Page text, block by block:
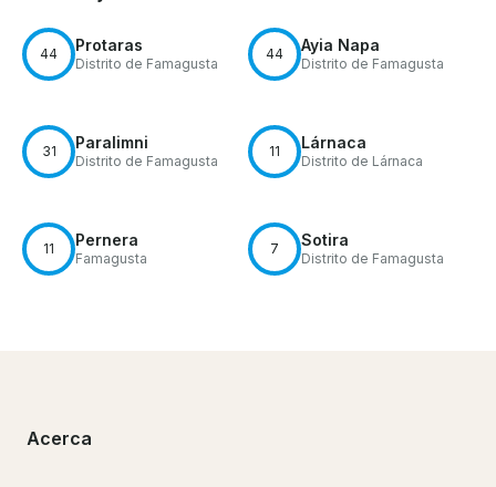
44 Protaras
Distrito de Famagusta
44 Ayia Napa
Distrito de Famagusta
31 Paralimni
Distrito de Famagusta
11 Lárnaca
Distrito de Lárnaca
11 Pernera
Famagusta
7 Sotira
Distrito de Famagusta
Acerca